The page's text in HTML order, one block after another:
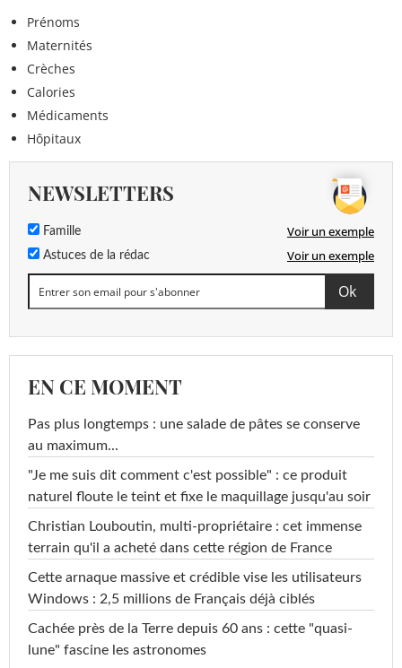
Prénoms
Maternités
Crèches
Calories
Médicaments
Hôpitaux
NEWSLETTERS
Famille Voir un exemple
Astuces de la rédac Voir un exemple
EN CE MOMENT
Pas plus longtemps : une salade de pâtes se conserve
au maximum...
"Je me suis dit comment c'est possible" : ce produit
naturel floute le teint et fixe le maquillage jusqu'au soir
Christian Louboutin, multi-propriétaire : cet immense
terrain qu'il a acheté dans cette région de France
Cette arnaque massive et crédible vise les utilisateurs
Windows : 2,5 millions de Français déjà ciblés
Cachée près de la Terre depuis 60 ans : cette "quasi-
lune" fascine les astronomes